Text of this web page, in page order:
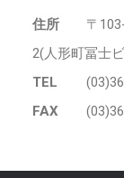
住所
〒
2(人形町冨士
TEL
FAX